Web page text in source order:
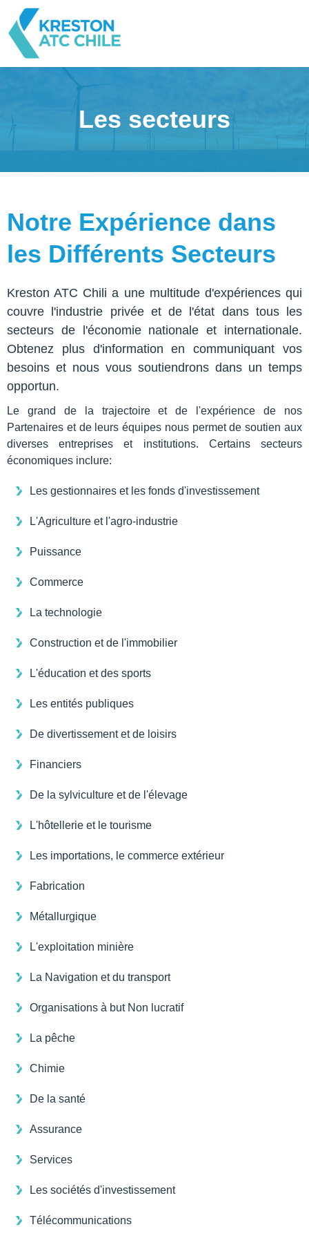
Les secteurs
Notre Expérience dans
les Différents Secteurs
Kreston ATC Chili a une multitude d'expériences qui
couvre l'industrie privée et de l'état dans tous les
secteurs de l'économie nationale et internationale.
Obtenez plus d'information en communiquant vos
besoins et nous vous soutiendrons dans un temps
opportun.
Le grand de la trajectoire et de l'expérience de nos
Partenaires et de leurs équipes nous permet de soutien aux
diverses entreprises et institutions. Certains secteurs
économiques inclure:
Les gestionnaires et les fonds d'investissement
L'Agriculture et l'agro-industrie
Puissance
Commerce
La technologie
Construction et de l'immobilier
L'éducation et des sports
Les entités publiques
De divertissement et de loisirs
Financiers
De la sylviculture et de l'élevage
L'hôtellerie et le tourisme
Les importations, le commerce extérieur
Fabrication
Métallurgique
L'exploitation minière
La Navigation et du transport
Organisations à but Non lucratif
La pêche
Chimie
De la santé
Assurance
Services
Les sociétés d'investissement
Télécommunications